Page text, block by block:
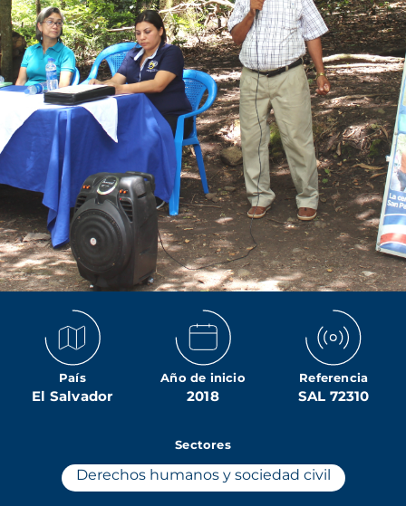
País
El Salvador
Año de inicio
2018
Referencia
SAL 72310
Sectores
Derechos humanos y sociedad civil